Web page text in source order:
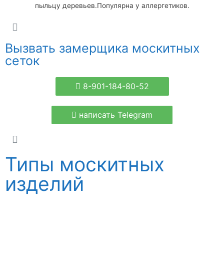
пыльцу деревьев.Популярна у аллергетиков.
Вызвать замерщика москитных
сеток
8-901-184-80-52
написать Telegram
Типы москитных
изделий